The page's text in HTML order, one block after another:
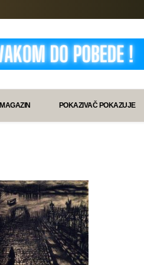
MAGAZIN POKAZIVAČ POKAZUJE